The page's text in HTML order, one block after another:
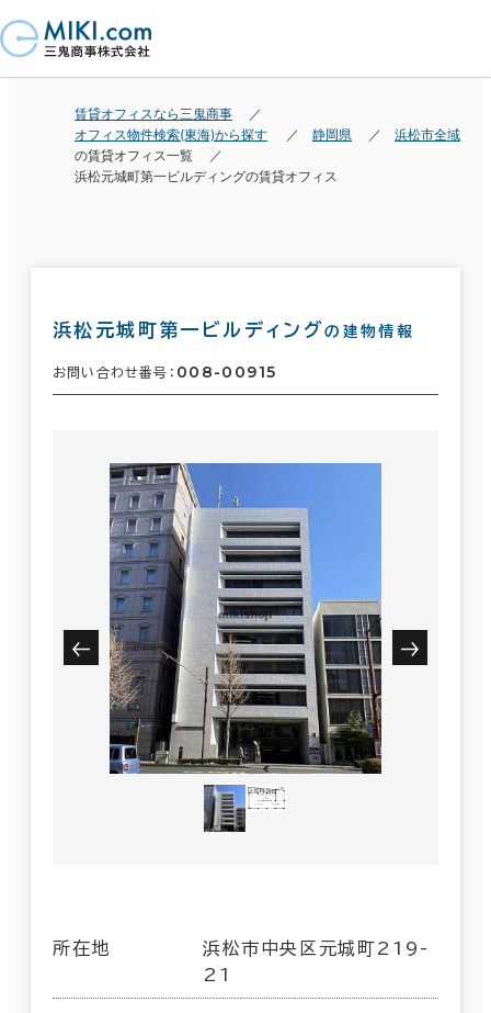
賃貸オフィスなら三鬼商事
オフィス物件検索(東海)から探す
静岡県
浜松市全域
の賃貸オフィス一覧
浜松元城町第一ビルディングの賃貸オフィス
浜松元城町第一ビルディングの建物情報
お問い合わせ番号： 008-00915
所在地
浜松市中央区元城町219-
21